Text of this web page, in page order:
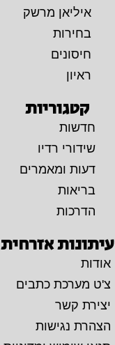
איליאן מרשק
בחירות
חיסונים
ראיון
קטגוריות
חדשות
שידורי רדיו
דעות ומאמרים
בריאות
הדרכות
עיתונות אזרחית
אודות
צ'ט מערכת כתבים
יצירת קשר
הצהרת נגישות